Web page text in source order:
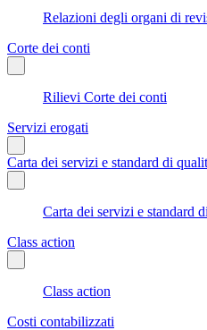
Relazioni degli organi di
Corte dei conti
Rilievi Corte dei conti
Servizi erogati
Carta dei servizi e standard di
Carta dei servizi e standard
Class action
Class action
Costi contabilizzati